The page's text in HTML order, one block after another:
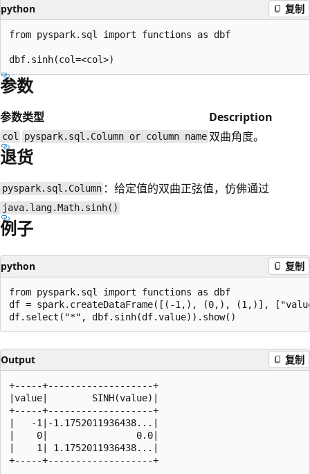
python 复制
from pyspark.sql import functions as dbf
参数
参数类型 Description
col pyspark.sql.Column or column name 双曲角度。
退货
pyspark.sql.Column ：给定值的双曲正弦值，仿佛通过
java.lang.Math.sinh()
例子
python 复制
from pyspark.sql import functions as dbf
df = spark.createDataFrame([(-1,), (0,), (1,)],
Output 复制
+-----+-------------------+
|value|        SINH(value)|
+-----+-------------------+
|   -1|-1.1752011936438...|
|    0|                0.0|
|    1| 1.1752011936438...|
+-----+-------------------+